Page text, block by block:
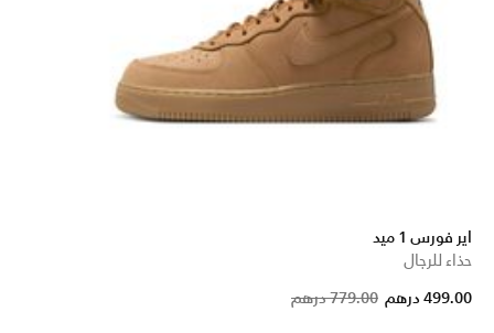
اير فورس 1 ميد
حذاء للرجال
Price
779.00 درهم 499.00 درهم